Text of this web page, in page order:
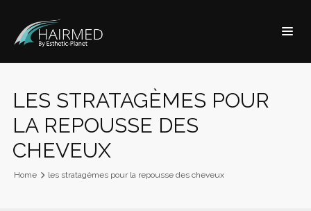
LES STRATAGÈMES POUR
LA REPOUSSE DES
CHEVEUX
Home les stratagèmes pour la repousse des cheveux